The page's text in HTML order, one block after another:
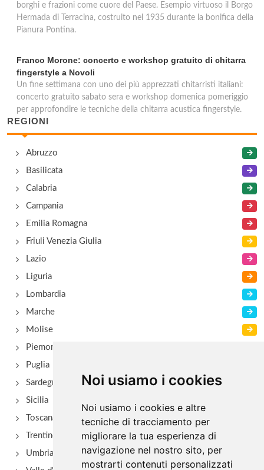
Noi usiamo i cookies
Noi usiamo i cookies e altre
tecniche di tracciamento per
migliorare la tua esperienza di
navigazione nel nostro sito, per
mostrarti contenuti personalizzati
borghi e frazioni come cuore del Paese. Esempio virtuoso il Borgo
Hermada di Terracina, costruito nel 1935 durante la bonifica della
Pianura Pontina.
Franco Morone: concerto e workshop gratuito di chitarra
fingerstyle a Novoli
Un fine settimana con uno dei più apprezzati chitarristi italiani:
concerto gratuito sabato sera e workshop domenica pomeriggio
per approfondire le tecniche della chitarra acustica fingerstyle.
REGIONI
Abruzzo
Basilicata
Calabria
Campania
Emilia Romagna
Friuli Venezia Giulia
Lazio
Liguria
Lombardia
Marche
Molise
Piemonte
Puglia
Sardegna
Sicilia
Toscana
Trentino Alto Adige
Umbria